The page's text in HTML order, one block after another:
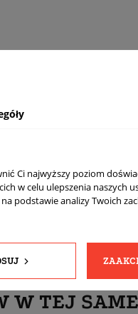
W TEJ
Ci najwyższy poziom
w celu ulepszenia naszych
podstawie analizy Twoich